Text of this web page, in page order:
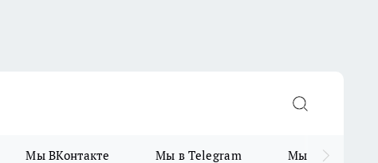
Мы ВКонтакте Мы в Telegram Мы в MAX